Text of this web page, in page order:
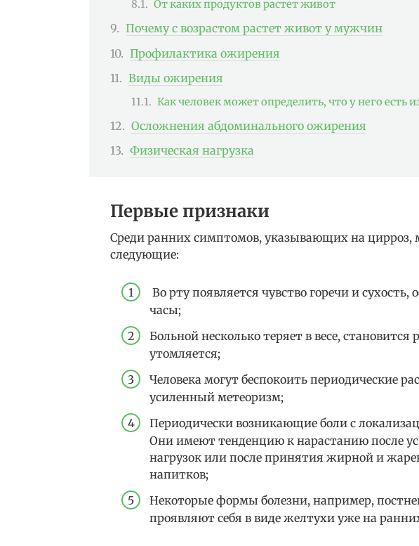
От каких продуктов растет живот
Почему с возрастом растет живот у мужчин
Профилактика ожирения
Виды ожирения
Как человек может определить, что у него есть
Осложнения абдоминального ожирения
Физическая нагрузка
Первые признаки
Среди ранних симптомов, указывающих на цирроз,
следующие:
Во рту появляется чувство горечи и сухость,
часы;
Больной несколько теряет в весе,
утомляется;
Человека могут беспокоить периодические
усиленный метеоризм;
Периодически возникающие боли с
Они имеют тенденцию к нарастанию после
нагрузок или после принятия жирной и
напитков;
Некоторые формы болезни, например,
проявляют себя в виде желтухи уже на